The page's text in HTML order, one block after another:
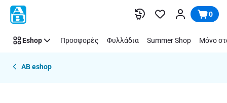
Παράλειψη 0
Eshop Προσφορές Φυλλάδια Summer Shop Μόνο
AB eshop